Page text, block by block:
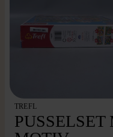
TREFL
PUSSELSET